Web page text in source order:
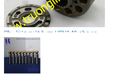
Phụ kiện ruột bơm HPV140 cho xe
đào PC300-7, PC350-7, PC360-7